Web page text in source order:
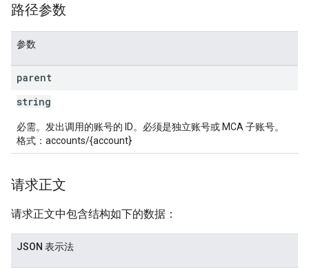
路径参数
参数
parent
string
必需。发出调用的账号的 ID。必须是独立账号或 MCA 子账号。
格式：accounts/{account}
请求正文
请求正文中包含结构如下的数据：
JSON 表示法